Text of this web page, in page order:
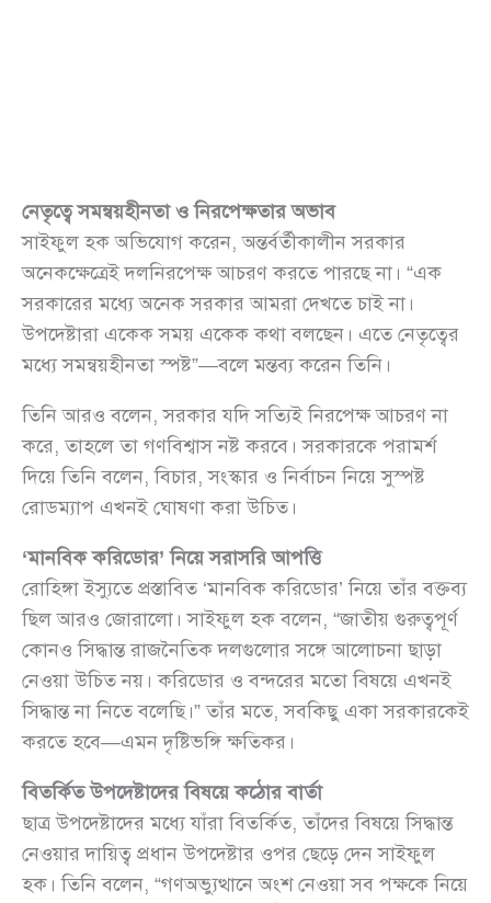
নেতৃত্বে সমন্বয়হীনতা ও নিরপেক্ষতার অভাব
সাইফুল হক অভিযোগ করেন, অন্তর্বর্তীকালীন সরকার
অনেকক্ষেত্রেই দলনিরপেক্ষ আচরণ করতে পারছে না। “এক
সরকারের মধ্যে অনেক সরকার আমরা দেখতে চাই না।
উপদেষ্টারা একেক সময় একেক কথা বলছেন। এতে নেতৃত্বের
মধ্যে সমন্বয়হীনতা স্পষ্ট”—বলে মন্তব্য করেন তিনি।
তিনি আরও বলেন, সরকার যদি সত্যিই নিরপেক্ষ আচরণ না
করে, তাহলে তা গণবিশ্বাস নষ্ট করবে। সরকারকে পরামর্শ
দিয়ে তিনি বলেন, বিচার, সংস্কার ও নির্বাচন নিয়ে সুস্পষ্ট
রোডম্যাপ এখনই ঘোষণা করা উচিত।
‘মানবিক করিডোর’ নিয়ে সরাসরি আপত্তি
রোহিঙ্গা ইস্যুতে প্রস্তাবিত ‘মানবিক করিডোর’ নিয়ে তাঁর বক্তব্য
ছিল আরও জোরালো। সাইফুল হক বলেন, “জাতীয় গুরুত্বপূর্ণ
কোনও সিদ্ধান্ত রাজনৈতিক দলগুলোর সঙ্গে আলোচনা ছাড়া
নেওয়া উচিত নয়। করিডোর ও বন্দরের মতো বিষয়ে এখনই
সিদ্ধান্ত না নিতে বলেছি।” তাঁর মতে, সবকিছু একা সরকারকেই
করতে হবে—এমন দৃষ্টিভঙ্গি ক্ষতিকর।
বিতর্কিত উপদেষ্টাদের বিষয়ে কঠোর বার্তা
ছাত্র উপদেষ্টাদের মধ্যে যাঁরা বিতর্কিত, তাঁদের বিষয়ে সিদ্ধান্ত
নেওয়ার দায়িত্ব প্রধান উপদেষ্টার ওপর ছেড়ে দেন সাইফুল
হক। তিনি বলেন, “গণঅভ্যুত্থানে অংশ নেওয়া সব পক্ষকে নিয়ে